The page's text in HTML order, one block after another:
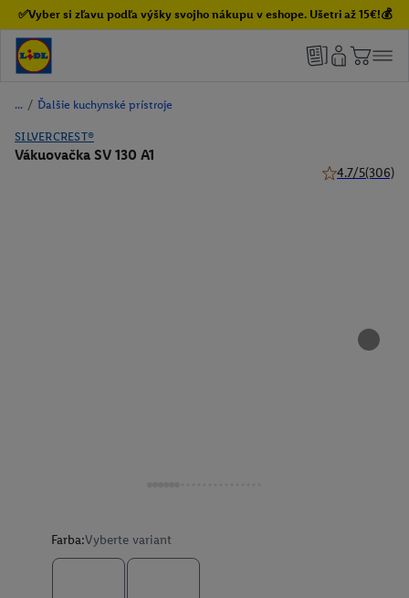
✅Vyber si zľavu podľa výšky svojho nákupu v eshope. Ušetri až 15€!💰
/ Ďalšie kuchynské prístroje
SILVERCREST®
Vákuovačka SV 130 A1
4.7/5(306)
Farba:Vyberte variant